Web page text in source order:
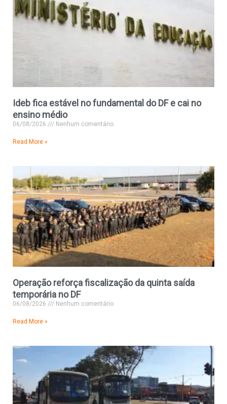
Ideb fica estável no fundamental do DF e cai no
ensino médio
06/08/2026 Nenhum comentário
Read More »
Operação reforça fiscalização da quinta saída
temporária no DF
06/08/2026 Nenhum comentário
Read More »